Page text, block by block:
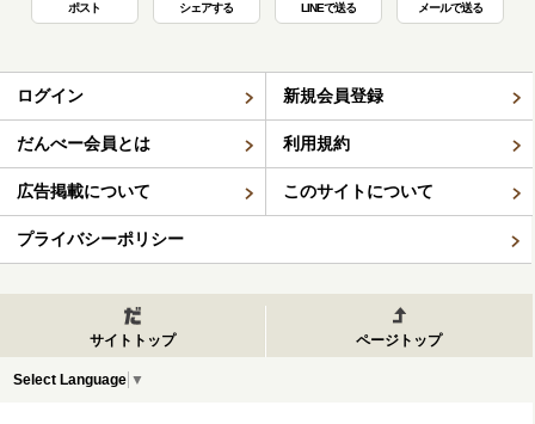
ポスト シェアする LINEで送る メールで送る
ログイン 新規会員登録
だんべー会員とは 利用規約
広告掲載について このサイトについて
プライバシーポリシー
サイトトップ ページトップ
Select Language ▼